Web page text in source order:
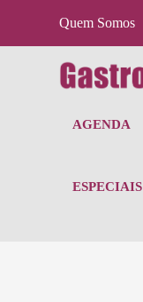
Quem Somos
AGENDA
ESPECIAIS